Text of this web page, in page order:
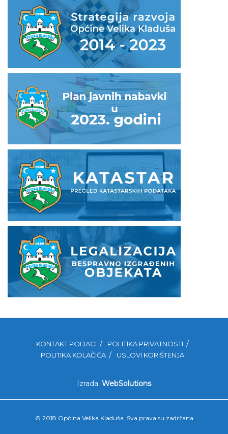
KONTAKT PODACI
POLITIKA PRIVATNOSTI
POLITIKA KOLAČIĆA
USLOVI KORIŠTENJA
Izrada: WebSolutions
© 2018 Općina Velika Kladuša. Sva prava su zadržana